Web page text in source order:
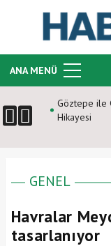
ANA MENÜ
Göztepe ile
Hikayesi
GENEL
Havralar
tasarlanıyor